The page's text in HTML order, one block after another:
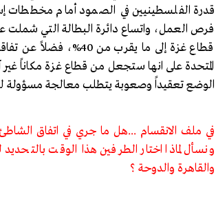
قدرة الفلسطينيين في الصمود أمام مخططات
فرص العمل، واتساع دائرة البطالة التي شملت
قطاع غزة إلى ما يقرب من
الوضع تعقيداً وصعوبة يتطلب معالجة مسؤولة
في ملف الانقسام ...هل ما جري في اتفاق
ونسأل لماذا اختار الطرفين هذا الوقت
والقاهرة والدوحة ؟